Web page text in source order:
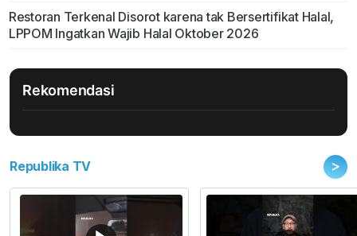
Restoran Terkenal Disorot karena tak Bersertifikat Halal,
LPPOM Ingatkan Wajib Halal Oktober 2026
Rekomendasi
Republika TV >